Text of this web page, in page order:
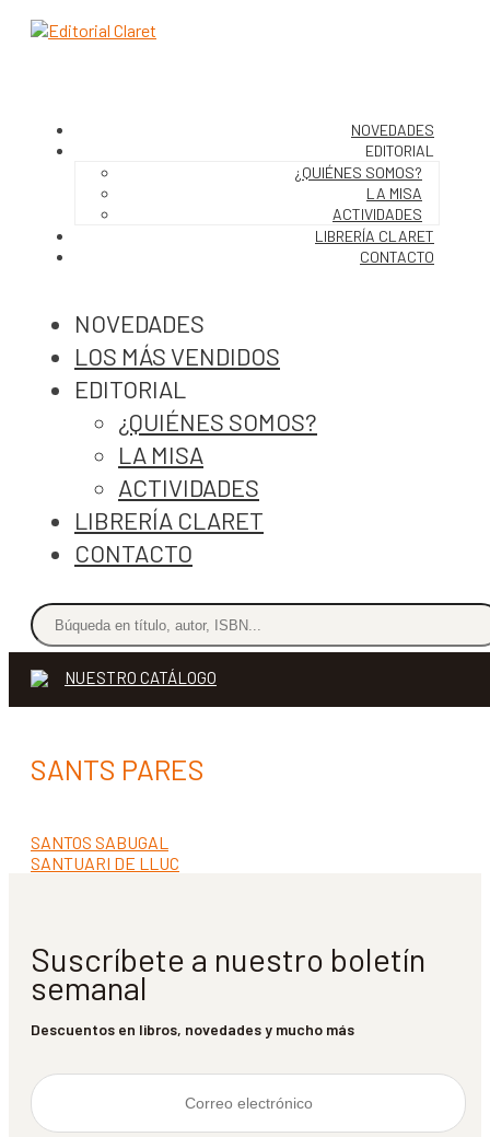
NOVEDADES
EDITORIAL
¿QUIÉNES SOMOS?
LA MISA
ACTIVIDADES
LIBRERÍA CLARET
CONTACTO
NOVEDADES
LOS MÁS VENDIDOS
EDITORIAL
¿QUIÉNES SOMOS?
LA MISA
ACTIVIDADES
LIBRERÍA CLARET
CONTACTO
NUESTRO CATÁLOGO
SANTS PARES
Navegación
de
Anterior:
SANTOS SABUGAL
Siguiente:
SANTUARI DE LLUC
Suscríbete a nuestro boletín
semanal
Descuentos en libros, novedades y mucho más